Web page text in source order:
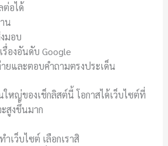
อได้
น
มอบ
รื่องอันดับ Google
ายและตอบคำถามตรงประเด็น
หญ่ของเช็กลิสต์นี้ โอกาสได้เว็บไซต์ที่
สูงขึ้นมาก
ำเว็บไซต์ เลือกเราสิ